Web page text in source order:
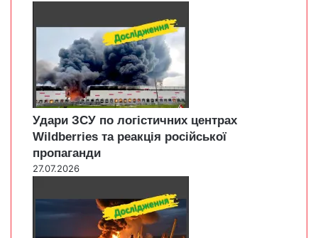
Удари ЗСУ по логістичних центрах
Wildberries та реакція російської
пропаганди
27.07.2026